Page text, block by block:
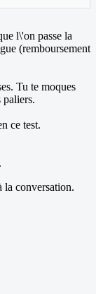
l\'on passe la
(remboursement
Tu te moques
paliers.
ce test.
la conversation.